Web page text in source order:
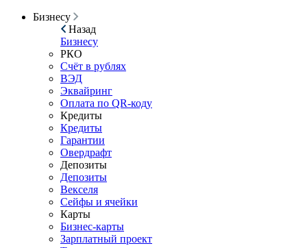
Бизнесу
Назад
Бизнесу
РКО
Счёт в рублях
ВЭД
Эквайринг
Оплата по QR-коду
Кредиты
Кредиты
Гарантии
Овердрафт
Депозиты
Депозиты
Векселя
Сейфы и ячейки
Карты
Бизнес-карты
Зарплатный проект